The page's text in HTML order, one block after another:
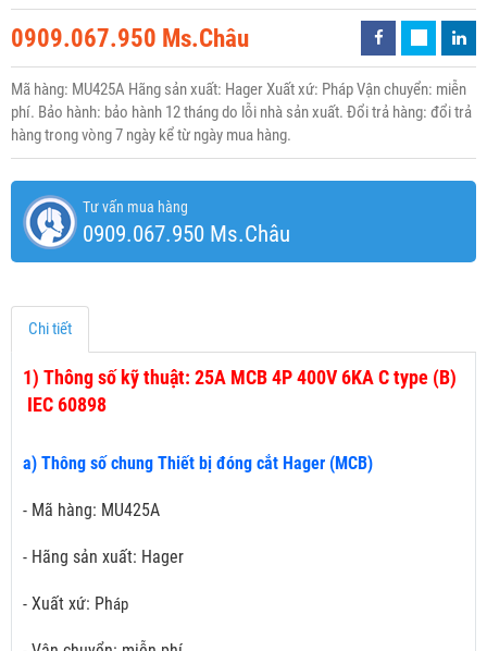
0909.067.950 Ms.Châu
Mã hàng: MU425A Hãng sản xuất: Hager Xuất xứ: Pháp Vận chuyển: miễn
phí. Bảo hành: bảo hành 12 tháng do lỗi nhà sản xuất. Đổi trả hàng: đổi trả
hàng trong vòng 7 ngày kể từ ngày mua hàng.
Tư vấn mua hàng
0909.067.950 Ms.Châu
Chi tiết
1) Thông số kỹ thuật: 25A MCB 4P 400V 6KA C type (B)
IEC 60898
a) Thông số chung Thiết bị đóng cắt Hager (MCB)
- Mã hàng: MU425A
- Hãng sản xuất: Hager
- Xuất xứ: Pháp